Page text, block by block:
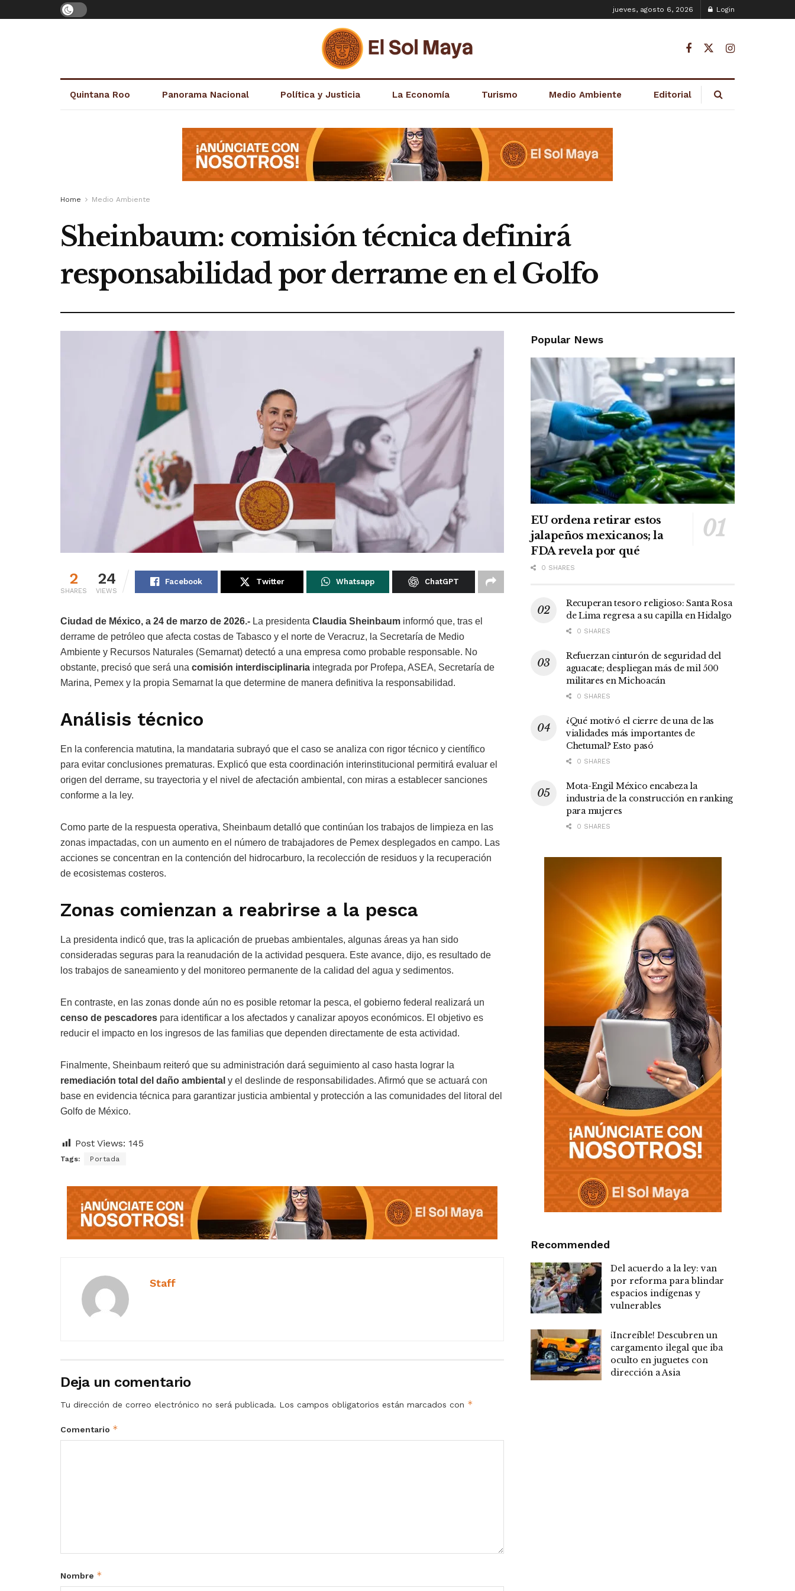
jueves, agosto 6, 2026 Login
Quintana Roo Panorama Nacional Política y Justicia La Economía Turismo Medio Ambiente Editorial
Home Medio Ambiente
Sheinbaum: comisión técnica definirá
responsabilidad por derrame en el Golfo
2
SHARES
24
VIEWS
Facebook Twitter Whatsapp ChatGPT
Ciudad de México, a 24 de marzo de 2026.- La presidenta Claudia Sheinbaum informó que, tras el
derrame de petróleo que afecta costas de Tabasco y el norte de Veracruz, la Secretaría de Medio
Ambiente y Recursos Naturales (Semarnat) detectó a una empresa como probable responsable. No
obstante, precisó que será una comisión interdisciplinaria integrada por Profepa, ASEA, Secretaría de
Marina, Pemex y la propia Semarnat la que determine de manera definitiva la responsabilidad.
Análisis técnico
En la conferencia matutina, la mandataria subrayó que el caso se analiza con rigor técnico y científico
para evitar conclusiones prematuras. Explicó que esta coordinación interinstitucional permitirá evaluar el
origen del derrame, su trayectoria y el nivel de afectación ambiental, con miras a establecer sanciones
conforme a la ley.
Como parte de la respuesta operativa, Sheinbaum detalló que continúan los trabajos de limpieza en las
zonas impactadas, con un aumento en el número de trabajadores de Pemex desplegados en campo. Las
acciones se concentran en la contención del hidrocarburo, la recolección de residuos y la recuperación
de ecosistemas costeros.
Zonas comienzan a reabrirse a la pesca
La presidenta indicó que, tras la aplicación de pruebas ambientales, algunas áreas ya han sido
consideradas seguras para la reanudación de la actividad pesquera. Este avance, dijo, es resultado de
los trabajos de saneamiento y del monitoreo permanente de la calidad del agua y sedimentos.
En contraste, en las zonas donde aún no es posible retomar la pesca, el gobierno federal realizará un
censo de pescadores para identificar a los afectados y canalizar apoyos económicos. El objetivo es
reducir el impacto en los ingresos de las familias que dependen directamente de esta actividad.
Finalmente, Sheinbaum reiteró que su administración dará seguimiento al caso hasta lograr la
remediación total del daño ambiental y el deslinde de responsabilidades. Afirmó que se actuará con
base en evidencia técnica para garantizar justicia ambiental y protección a las comunidades del litoral del
Golfo de México.
Post Views: 145
Tags: Portada
Staff
Deja un comentario
Tu dirección de correo electrónico no será publicada. Los campos obligatorios están marcados con *
Comentario *
Nombre *
Popular News
EU ordena retirar estos
jalapeños mexicanos; la
FDA revela por qué
0 SHARES
Recuperan tesoro religioso: Santa Rosa
de Lima regresa a su capilla en Hidalgo
0 SHARES
Refuerzan cinturón de seguridad del
aguacate; despliegan más de mil 500
militares en Michoacán
0 SHARES
¿Qué motivó el cierre de una de las
vialidades más importantes de
Chetumal? Esto pasó
0 SHARES
Mota-Engil México encabeza la
industria de la construcción en ranking
para mujeres
0 SHARES
Recommended
Del acuerdo a la ley: van
por reforma para blindar
espacios indígenas y
vulnerables
¡Increíble! Descubren un
cargamento ilegal que iba
oculto en juguetes con
dirección a Asia